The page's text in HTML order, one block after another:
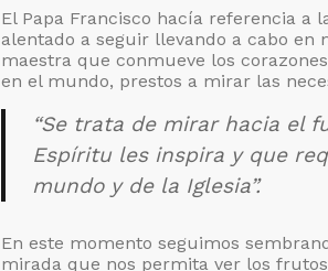
El Papa Francisco hacía referencia a
alentado a seguir llevando a cabo
maestra que conmueve los
en el mundo, prestos a mirar las
“Se trata de mirar hacia el
Espíritu les inspira y que
mundo y de la Iglesia”.
En este momento seguimos
mirada que nos permita ver los